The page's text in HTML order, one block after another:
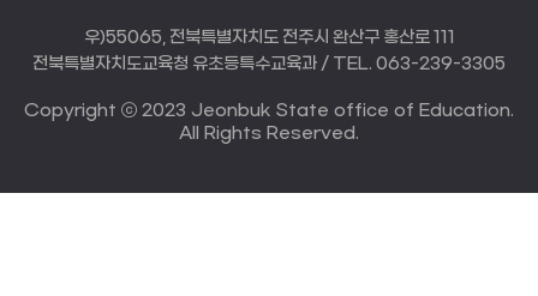
우)55065, 전북특별자치도 전주시 완산구 홍산로 111
전북특별자치도교육청 유초등특수교육과 / TEL. 063-239-3305
Copyright ⓒ 2023 Jeonbuk State office of Education.
All Rights Reserved.